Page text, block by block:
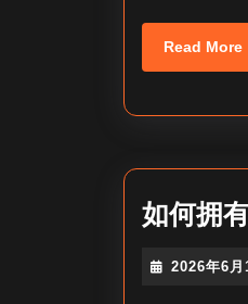
Read More
如何拥
2026年6月